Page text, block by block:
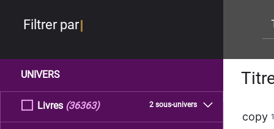
Filtrer par
UNIVERS
Livres 2 sous-univers
(36363)
copy